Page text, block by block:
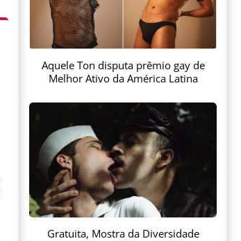
Aquele Ton disputa prêmio gay de
Melhor Ativo da América Latina
Gratuita, Mostra da Diversidade